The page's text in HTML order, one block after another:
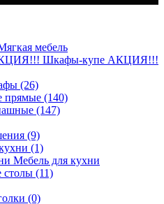
мебель
Шкафы-купе АКЦИЯ!!!
(26)
(140)
(147)
(9)
(1)
Мебель для кухни
(11)
(0)